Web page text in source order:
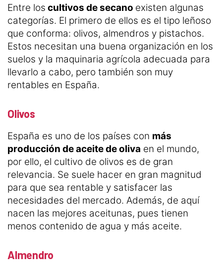
Entre los cultivos de secano existen algunas
categorías. El primero de ellos es el tipo leñoso
que conforma: olivos, almendros y pistachos.
Estos necesitan una buena organización en los
suelos y la maquinaria agrícola adecuada para
llevarlo a cabo, pero también son muy
rentables en España.
Olivos
España es uno de los países con más
producción de aceite de oliva en el mundo,
por ello, el cultivo de olivos es de gran
relevancia. Se suele hacer en gran magnitud
para que sea rentable y satisfacer las
necesidades del mercado. Además, de aquí
nacen las mejores aceitunas, pues tienen
menos contenido de agua y más aceite.
Almendro